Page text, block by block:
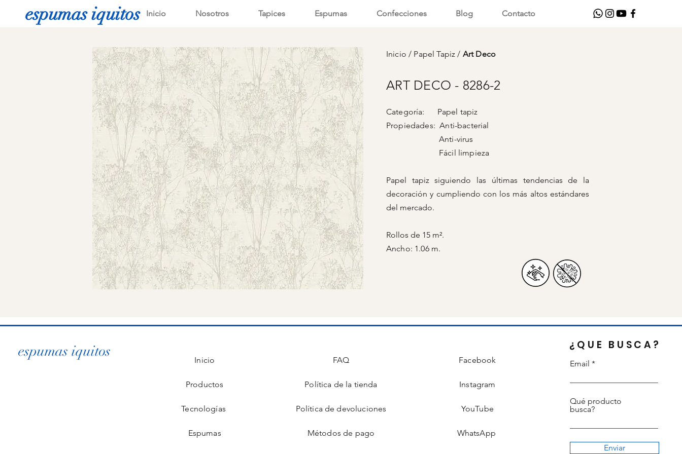
espumas iquitos Inicio Nosotros Tapices Espumas Confecciones Blog Contacto
Inicio/ Papel Tapiz/ Art Deco
ART DECO - 8286-2
Categoría: Papel tapiz
Propiedades: Anti-bacterial
Anti-virus
Fácil limpieza
Papel tapiz siguiendo las últimas tendencias de la
decoración y cumpliendo con los más altos estándares
del mercado.
Rollos de 15 m².
Ancho: 1.06 m.
espumas iquitos
Inicio
Productos
Tecnologías
Espumas
FAQ
Política de la tienda
Política de devoluciones
Métodos de pago
Facebook
Instagram
YouTube
WhatsApp
¿QUE BUSCA?
Email
Qué producto
busca?
Enviar